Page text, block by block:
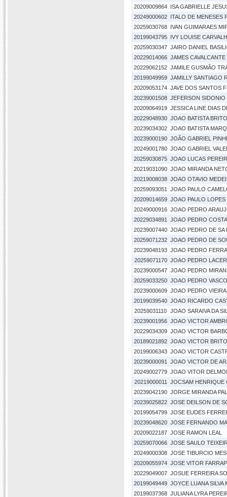
20209009864 ISA GABRIELLE
20249000602 ITALO DE MENESES
20259030768 IVAN GUIMARAES
20199043795 IVY LOUISE
20259030347 JAIRO DANIEL
20229014066 JAMES
20229062152 JAMILE GUSMÃO
20199049959 JAMILLY SANTIAGO
20209053174 JAVE DOS SANTOS
20239001508 JEFERSON SIDONIO
20209064919 JESSICA LINE DIAS
20229048930 JOAO BATISTA
20239034302 JOAO BATISTA
20239000190 JOÃO GABRIEL
20249001780 JOAO GABRIEL
20259030875 JOAO LUCAS
20219031090 JOAO MIRANDA
20219008038 JOAO OTAVIO
20259093051
JOAO PAULO
20209014659 JOAO PAULO
20249000916 JOAO PEDRO
20229034891
JOAO PEDRO
20239007440 JOAO PEDRO DE SA
20259071232 JOAO PEDRO DE
20239048193 JOAO PEDRO
20259071170 JOAO PEDRO
20239000547 JOAO PEDRO
20259033250 JOAO PEDRO
20239000609 JOAO PEDRO
20199039540 JOAO RICARDO
20259031110 JOAO SARAIVA DA
20239001956 JOAO VICTOR
20229034309 JOAO VICTOR
20189021892 JOAO VICTOR
20199006343 JOAO VICTOR
20239000091
JOAO VICTOR DE
20249002779 JOAO VITOR
20219000011
JOCSAM HENRIQUE
20239042190 JORGE MIRANDA
20239025822 JOSE DEILSON DE
20199054799 JOSE EUDES
20239048620 JOSE FERNANDO
20209022187 JOSE RAMON LEAL
20259070066 JOSE SAULO
20249000308 JOSE TIBURCIO
20209055974 JOSE VITOR
20229049007 JOSUE FERREIRA
20199049449 JOYCE LUANA SILVA
20199037368 JULIANA LYRA